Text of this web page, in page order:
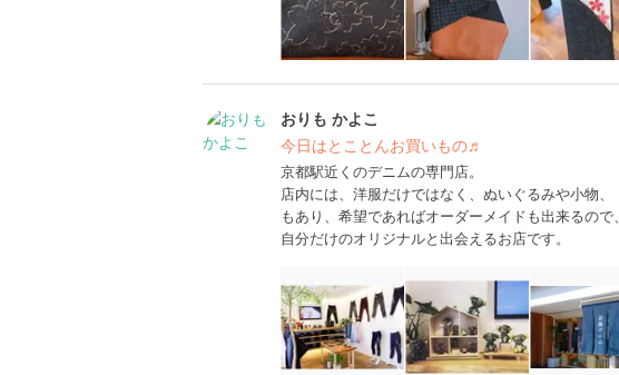
おりも かよこ
今日はとことんお買いもの♬
京都駅近くのデニムの専門店。
店内には、洋服だけではなく、ぬいぐるみや小物、
もあり、希望であればオーダーメイドも出来るので、
自分だけのオリジナルと出会えるお店です。